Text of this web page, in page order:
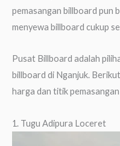
pemasangan billboard pun
menyewa billboard cukup
Pusat Billboard adalah
billboard di Nganjuk.
harga dan titik
1. Tugu Adipura Loceret